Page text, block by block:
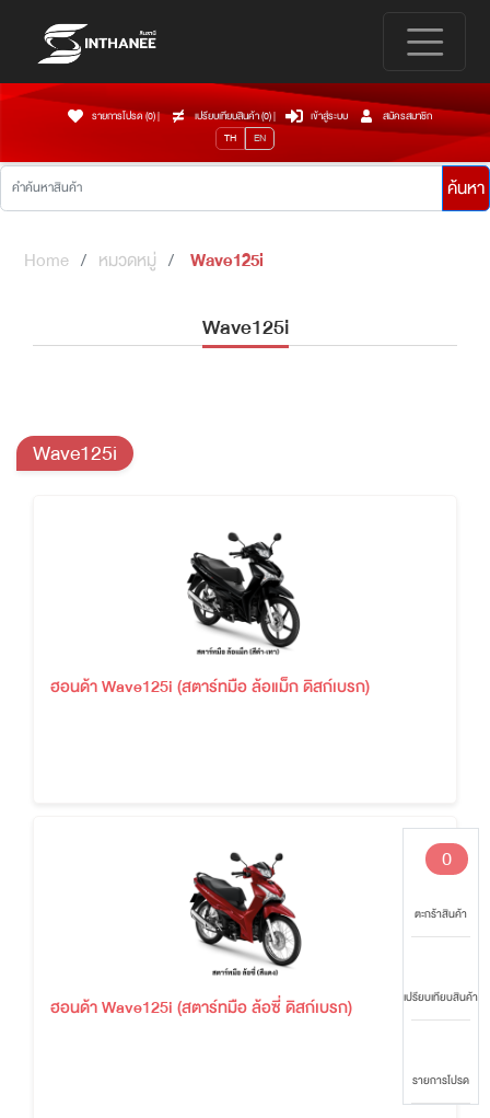
รายการโปรด (0)| เปรียบเทียบสินค้า (0)| เข้าสู่ระบบ
สมัครสมาชิก
TH
EN
ค้นหา
0
ตะกร้าสินค้า
เปรียบเทียบสินค้า
รายการโปรด
Home หมวดหมู่ Wave125i
Wave125i
Wave125i
ฮอนด้า Wave125i (สตาร์ทมือ ล้อแม็ก ดิสก์เบรก)
ฮอนด้า Wave125i (สตาร์ทมือ ล้อซี่ ดิสก์เบรก)